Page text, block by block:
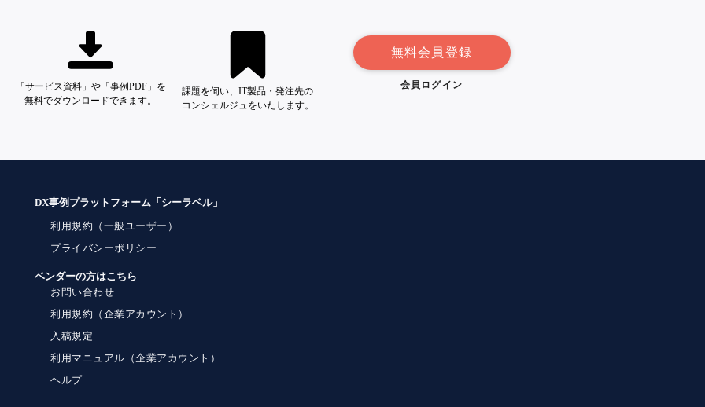
「サービス資料」や「事例PDF」を
無料でダウンロードできます。
課題を伺い、IT製品・発注先の
コンシェルジュをいたします。
無料会員登録
会員ログイン
DX事例プラットフォーム「シーラベル」
利用規約（一般ユーザー）
プライバシーポリシー
ベンダーの方はこちら
お問い合わせ
利用規約（企業アカウント）
入稿規定
利用マニュアル（企業アカウント）
ヘルプ